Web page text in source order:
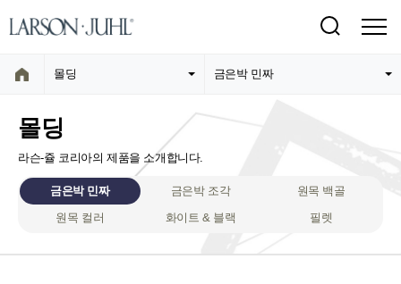
몰딩 금은박 민짜
몰딩
라슨-쥴 코리아의 제품을 소개합니다.
금은박 민짜 금은박 조각
원목 백골
원목 컬러
화이트 & 블랙 필렛